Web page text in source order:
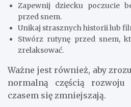
Zapewnij dziecku poczucie
przed snem.
Unikaj strasznych historii lub
Stwórz rutynę przed snem,
zrelaksować.
Ważne jest również, aby
normalną częścią
czasem się zmniejszają.